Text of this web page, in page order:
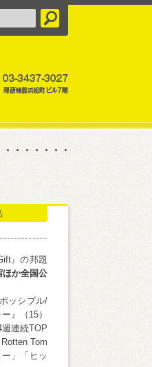
』の邦題
ほか全国公
ッシブル/
』（15）
連続TOP
Tom
」「ヒッ